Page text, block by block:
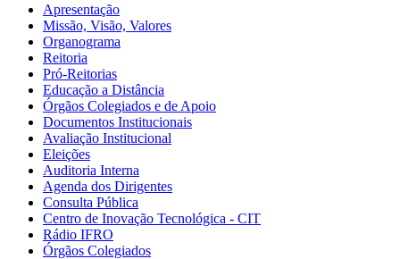
Apresentação
Missão, Visão, Valores
Organograma
Reitoria
Pró-Reitorias
Educação a Distância
Órgãos Colegiados e de Apoio
Documentos Institucionais
Avaliação Institucional
Eleições
Auditoria Interna
Agenda dos Dirigentes
Consulta Pública
Centro de Inovação Tecnológica - CIT
Rádio IFRO
Órgãos Colegiados